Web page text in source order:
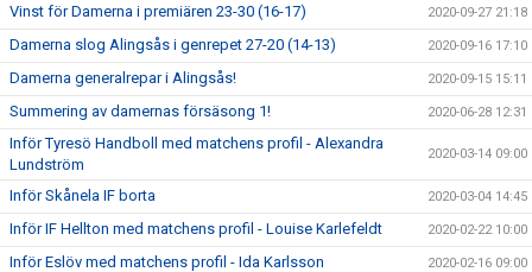
Vinst för Damerna i premiären 23-30 (16-17) 2020-09-27 21:18
Damerna slog Alingsås i genrepet 27-20 (14-13) 2020-09-16 17:10
Damerna generalrepar i Alingsås! 2020-09-15 15:11
Summering av damernas försäsong 1! 2020-06-28 12:31
Inför Tyresö Handboll med matchens profil - Alexandra
Lundström
2020-03-14 09:00
Inför Skånela IF borta 2020-03-04 14:45
Inför IF Hellton med matchens profil - Louise Karlefeldt 2020-02-22 10:00
Inför Eslöv med matchens profil - Ida Karlsson 2020-02-16 09:00